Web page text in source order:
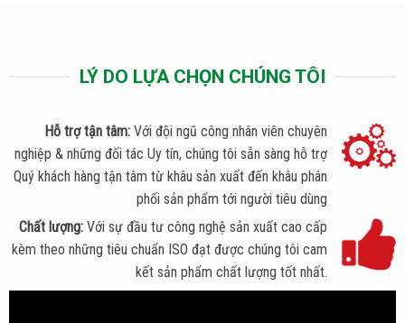
LÝ DO LỰA CHỌN CHÚNG TÔI
Hỗ trợ tận tâm: Với đội ngũ công nhân viên chuyên
nghiệp & những đối tác Uy tín, chúng tôi sẵn sàng hỗ trợ
Quý khách hàng tận tâm từ khâu sản xuất đến khâu phân
phối sản phẩm tới người tiêu dùng
Chất lượng: Với sự đầu tư công nghệ sản xuất cao cấp
kèm theo những tiêu chuẩn ISO đạt được chúng tôi cam
kết sản phẩm chất lượng tốt nhất.